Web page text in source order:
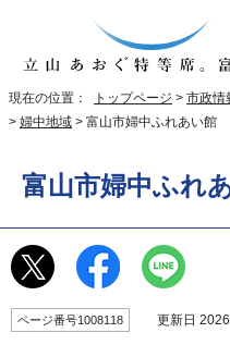
現在の位置： トップページ > 市政情
> 婦中地域 > 富山市婦中ふれあい館
富山市婦中ふれ
ページ番号1008118 更新日 2026